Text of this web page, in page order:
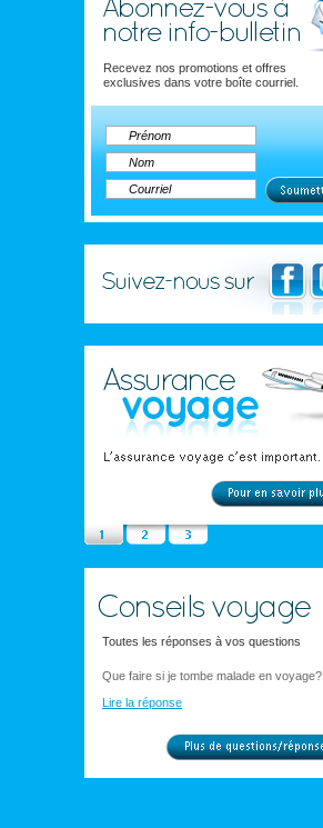
Recevez nos promotions et offres
exclusives dans votre boîte courriel.
Toutes les réponses à vos questions
Que faire si je tombe malade en voyage?
Lire la réponse